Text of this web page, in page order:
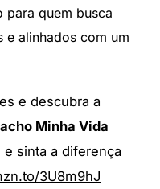
para quem busca
e alinhados com um
e descubra a
Minha Vida
sinta a diferença
3U8m9hJ